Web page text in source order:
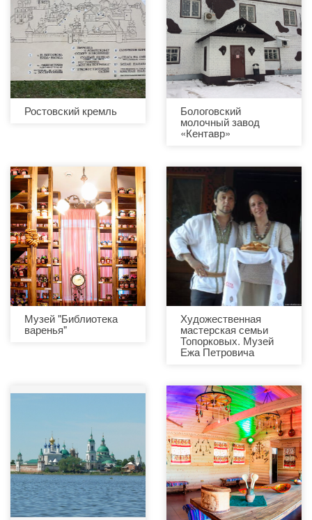
Ростовский кремль Бологовский
молочный завод
«Кентавр»
Музей "Библиотека
варенья"
Художественная
мастерская семьи
Топорковых. Музей
Ежа Петровича